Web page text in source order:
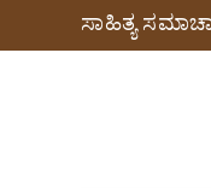
ಸಾಹಿತ್ಯ